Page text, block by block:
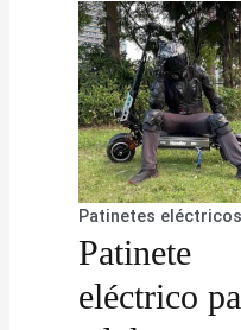
Patinetes eléctricos
Patinete
eléctrico